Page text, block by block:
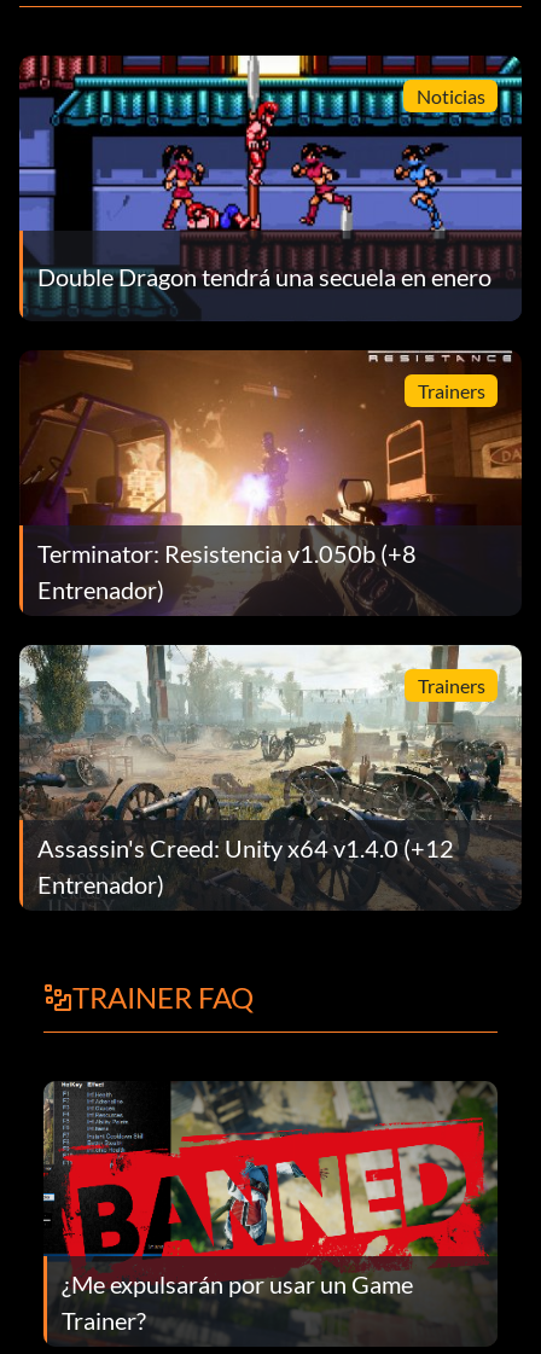
Noticias
Double Dragon tendrá una secuela en enero
Trainers
Terminator: Resistencia v1.050b (+8
Entrenador)
Trainers
Assassin's Creed: Unity x64 v1.4.0 (+12
Entrenador)
TRAINER FAQ
¿Me expulsarán por usar un Game
Trainer?